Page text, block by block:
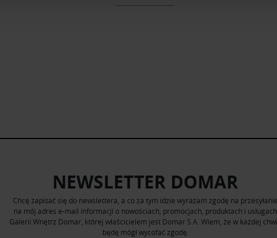
o tym, jak korzystasz z naszej witryny, udostępniamy
NEWSLETTER DOMAR
Chcę zapisać się do newslettera, a co za tym idzie wyrażam zgodę na przesyłanie
na mój adres e-mail informacji o nowościach, promocjach, produktach i usługach
Galerii Wnętrz Domar, której właścicielem jest Domar S.A. Wiem, że w każdej
będę mógł wycofać zgodę.